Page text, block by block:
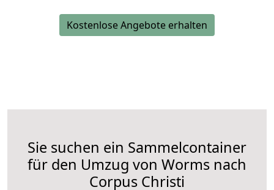
Kostenlose Angebote erhalten
Sie suchen ein Sammelcontainer
für den Umzug von Worms nach
Corpus Christi